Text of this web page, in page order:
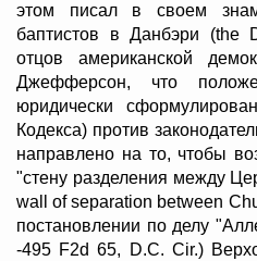
этом писал в своем
баптистов в Данбэри (the
отцов американской
Джефферсон, что
юридически
Кодекса) против
направлено на то, чтобы
"стену разделения между
wall of separation between
постановлении по делу
-495 F2d 65, D.C. Cir.)